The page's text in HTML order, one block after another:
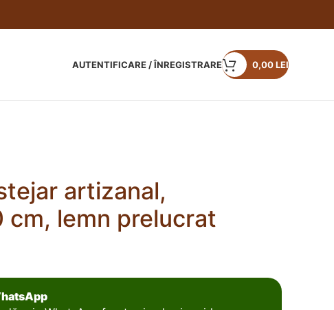
AUTENTIFICARE / ÎNREGISTRARE 0,00LEI
artizanal,
lemn prelucrat